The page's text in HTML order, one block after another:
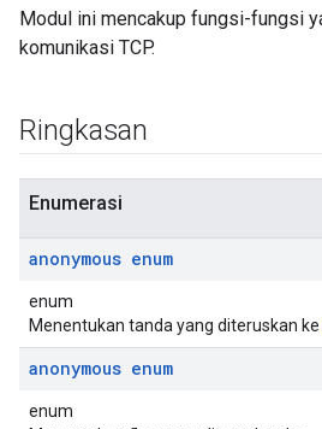
Modul ini mencakup fungsi-fungsi
komunikasi TCP.
Ringkasan
Enumerasi
anonymous enum
enum
Menentukan tanda yang diteruskan ke
anonymous enum
enum